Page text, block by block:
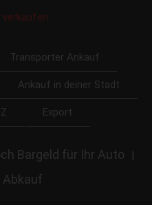
Transporter Ankauf
Ankauf in deiner Stadt
Export
Bargeld für Ihr Auto |
Abkauf